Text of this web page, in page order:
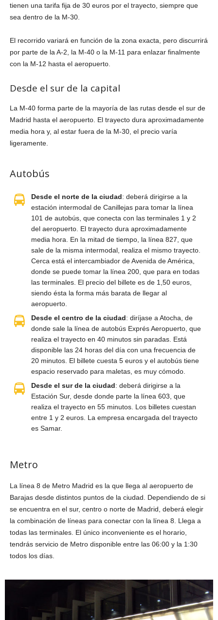
tienen una tarifa fija de 30 euros por el trayecto, siempre que
sea dentro de la M-30.
El recorrido variará en función de la zona exacta, pero discurrirá
por parte de la A-2, la M-40 o la M-11 para enlazar finalmente
con la M-12 hasta el aeropuerto.
Desde el sur de la capital
La M-40 forma parte de la mayoría de las rutas desde el sur de
Madrid hasta el aeropuerto. El trayecto dura aproximadamente
media hora y, al estar fuera de la M-30, el precio varía
ligeramente.
Autobús
Desde el norte de la ciudad: deberá dirigirse a la
estación intermodal de Canillejas para tomar la línea
101 de autobús, que conecta con las terminales 1 y 2
del aeropuerto. El trayecto dura aproximadamente
media hora. En la mitad de tiempo, la línea 827, que
sale de la misma intermodal, realiza el mismo trayecto.
Cerca está el intercambiador de Avenida de América,
donde se puede tomar la línea 200, que para en todas
las terminales. El precio del billete es de 1,50 euros,
siendo ésta la forma más barata de llegar al
aeropuerto.
Desde el centro de la ciudad: diríjase a Atocha, de
donde sale la línea de autobús Exprés Aeropuerto, que
realiza el trayecto en 40 minutos sin paradas. Está
disponible las 24 horas del día con una frecuencia de
20 minutos. El billete cuesta 5 euros y el autobús tiene
espacio reservado para maletas, es muy cómodo.
Desde el sur de la ciudad: deberá dirigirse a la
Estación Sur, desde donde parte la línea 603, que
realiza el trayecto en 55 minutos. Los billetes cuestan
entre 1 y 2 euros. La empresa encargada del trayecto
es Samar.
Metro
La línea 8 de Metro Madrid es la que llega al aeropuerto de
Barajas desde distintos puntos de la ciudad. Dependiendo de si
se encuentra en el sur, centro o norte de Madrid, deberá elegir
la combinación de líneas para conectar con la línea 8. Llega a
todas las terminales. El único inconveniente es el horario,
tendrás servicio de Metro disponible entre las 06:00 y la 1:30
todos los días.